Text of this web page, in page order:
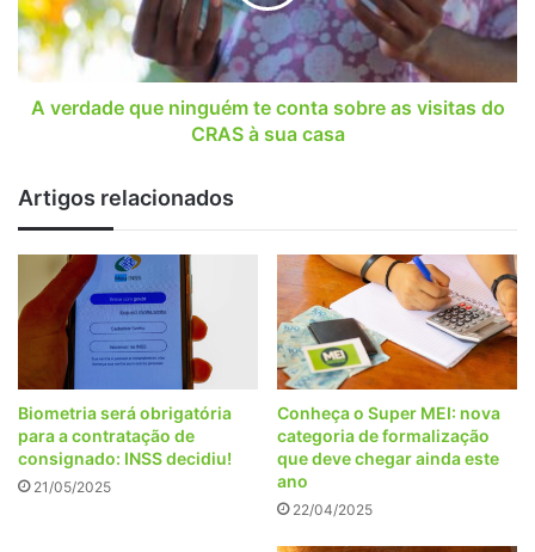
sobre
as
visitas
do
casa
A verdade que ninguém te conta sobre as visitas do
CRAS à sua casa
Artigos relacionados
Biometria será obrigatória
para a contratação de
consignado: INSS decidiu!
21/05/2025
Conheça o Super MEI: nova
categoria de formalização
que deve chegar ainda este
ano
22/04/2025